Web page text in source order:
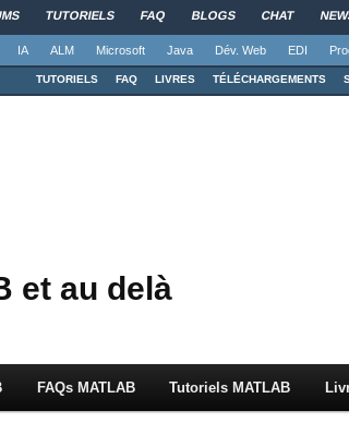
TUTORIELS FAQ BLOGS CHAT
IA ALM Microsoft Java Dév. Web EDI
TUTORIELS FAQ LIVRES TÉLÉCHARGEMENTS
et au delà
FAQs MATLAB Tutoriels MATLAB